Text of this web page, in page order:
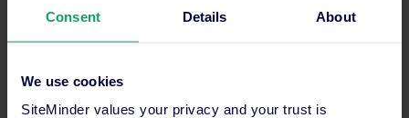
Consent Details About
We use cookies
SiteMinder values your privacy and your trust is